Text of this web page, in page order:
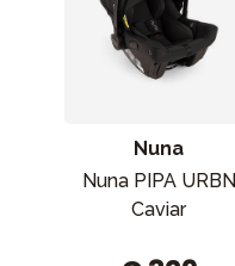
Nuna
Nuna PIPA URBN
Caviar